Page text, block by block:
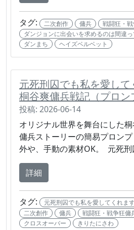
タグ: 二次創作 傭兵
戦闘狂・
ダンジョンに出会いを求めるのは間違
ダンまち
ヘイズベルベット
元死刑囚でも私を愛し
桐谷爽傭兵戦記（プロン
投稿: 2026-06-14
オリジナル世界を舞台にした
傭兵ストーリーの簡易プロン
外や、手動の素材OK。 元死刑
詳細
タグ: 元死刑囚でも私を愛してくれま
二次創作
傭兵
戦闘狂・戦争狂
クロスオーバー
きりたにさわ